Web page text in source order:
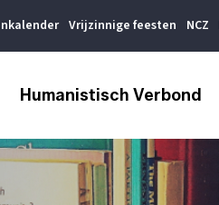
Vrijzinnige feesten NCZ
Humanistisch Verbond